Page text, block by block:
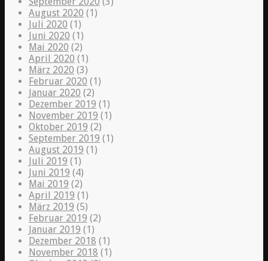
August 2020 (1)
Juli 2020 (1)
Juni 2020 (1)
Mai 2020 (2)
April 2020 (1)
März 2020 (3)
Februar 2020 (1)
Januar 2020 (2)
Dezember 2019 (1)
November 2019 (1)
Oktober 2019 (2)
September 2019 (1)
August 2019 (1)
Juli 2019 (1)
Juni 2019 (4)
Mai 2019 (2)
April 2019 (1)
März 2019 (5)
Februar 2019 (2)
Januar 2019 (1)
Dezember 2018 (1)
November 2018 (1)